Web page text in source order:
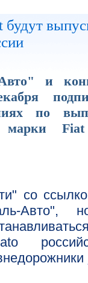
и
по
марки
со
Авто",